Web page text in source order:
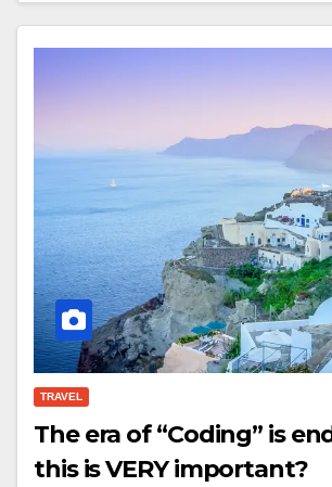
TRAVEL
The era of “Coding” is
this is VERY important?